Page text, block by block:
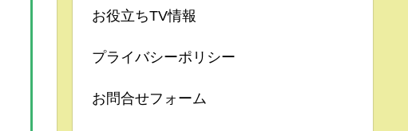
お役立ちTV情報
プライバシーポリシー
お問合せフォーム